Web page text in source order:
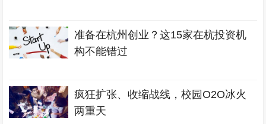
准备在杭州创业？这15家在杭投资机
构不能错过
疯狂扩张、收缩战线，校园O2O冰火
两重天